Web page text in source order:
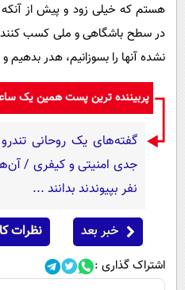
هستم که خیلی زود و پیش از
در سطح باشگاهی و ملی کسب
نشده آنها را بسوزانیم، هدر بدهیم
پربیننده ترین پست همین یک
نفر بپیوندند بدانند ...
خبر بعد نظرات
اشتراک گذاری :